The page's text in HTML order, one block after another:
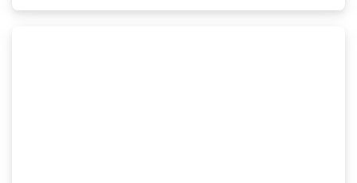
Alami